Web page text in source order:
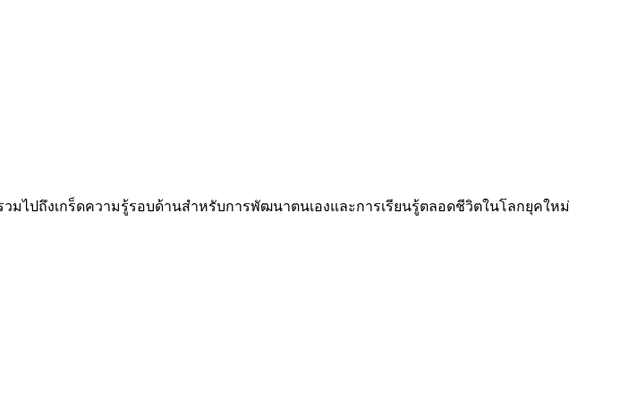
ไปถึงเกร็ดความรู้รอบด้านสำหรับการพัฒนาตนเองและการเรียนรู้ตลอดชีวิตในโลกยุคใหม่